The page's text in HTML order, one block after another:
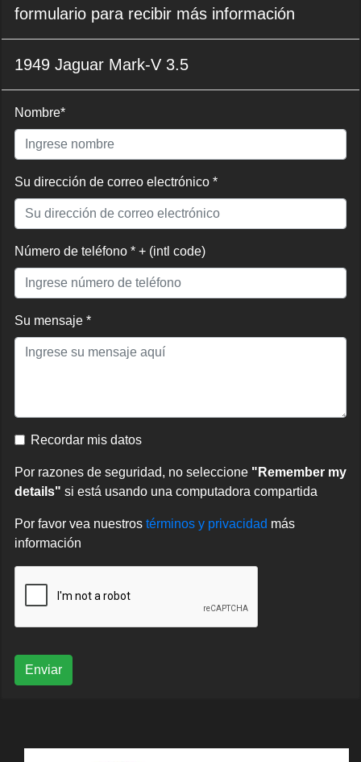
formulario para recibir más información
1949 Jaguar Mark-V 3.5
Nombre*
Su dirección de correo electrónico *
Número de teléfono * + (intl code)
Su mensaje *
Recordar mis datos
Por razones de seguridad, no seleccione "Remember my
details" si está usando una computadora compartida
Por favor vea nuestros términos y privacidad más
información
Enviar